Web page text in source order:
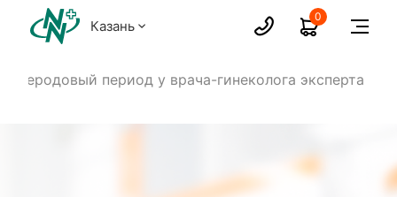
Казань
0
период у врача-гинеколога эксперта